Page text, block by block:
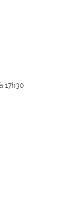
17h30